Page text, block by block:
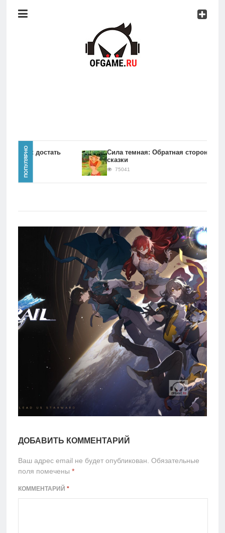
Консоли
Главная
Мобильное
ПОПУЛЯРНО
Как достать
Сила темная: Обратная сторона
сказки
75041
ДОБАВИТЬ КОММЕНТАРИЙ
Ваш адрес email не будет опубликован. Обязательные
поля помечены *
КОММЕНТАРИЙ *